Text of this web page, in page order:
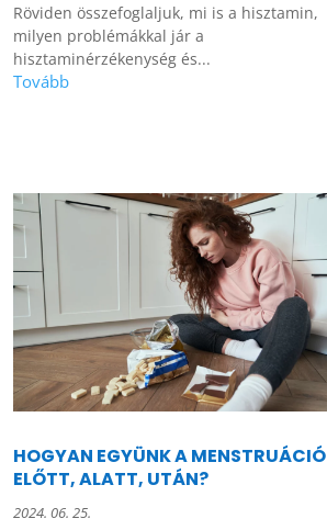
Röviden összefoglaljuk, mi is a hisztamin,
milyen problémákkal jár a
hisztaminérzékenység és...
HOGYAN EGYÜNK A MENSTRUÁCIÓ
ELŐTT, ALATT, UTÁN?
2024. 06. 25.